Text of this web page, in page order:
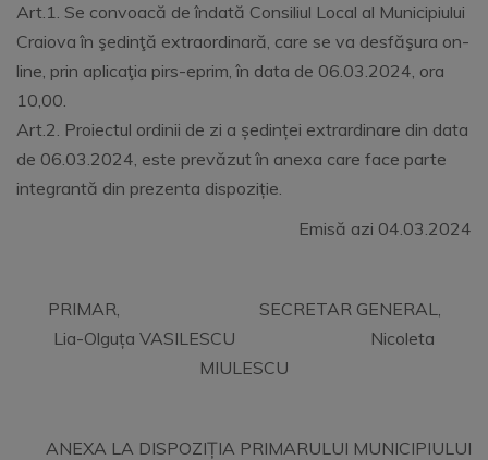
Art.1. Se convoacă de îndată Consiliul Local al Municipiului
Craiova în şedinţă extraordinară, care se va desfăşura on-
line, prin aplicaţia pirs-eprim, în data de 06.03.2024, ora
10,00.
Art.2. Proiectul ordinii de zi a ședinței extrardinare din data
de 06.03.2024, este prevăzut în anexa care face parte
integrantă din prezenta dispoziție.
Emisă azi 04.03.2024
PRIMAR, SECRETAR GENERAL,
Lia-Olguța VASILESCU Nicoleta
MIULESCU
ANEXA LA DISPOZIȚIA PRIMARULUI MUNICIPIULUI